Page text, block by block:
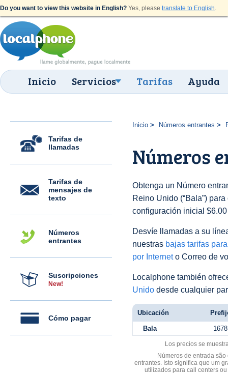
Do you want to view this website in English? Yes, please translate to English.
Inicio Servicios Tarifas Ayuda
Tarifas de
llamadas
Tarifas de
mensajes de
texto
Números
entrantes
Suscripciones
New!
Cómo pagar
Inicio Números entrantes
Números
Obtenga un Número
Reino Unido (“Bala”)
configuración inicial
Desvíe llamadas a su
nuestras bajas tarifas
por Interneto Correo de
Localphone también
Unido desde cualquier
Ubicación
Bala 1678
Los precios se
Números de entrada
entrantes. Isto significa que um
utilizados para call centers